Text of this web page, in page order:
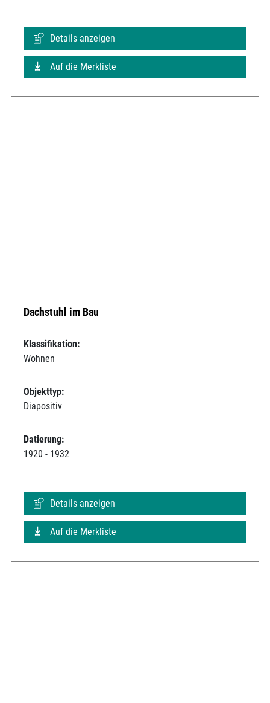
Details anzeigen
Auf die Merkliste
Dachstuhl im Bau
Klassifikation:
Wohnen
Objekttyp:
Diapositiv
Datierung:
1920 - 1932
Details anzeigen
Auf die Merkliste